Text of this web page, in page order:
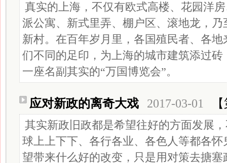
真实的上海，不仅有欧式高楼、花园洋
派公寓、新式里弄、棚户区、滚地龙，
新村。在百年岁月里，各国殖民者、各
们不同的足印，为上海的城市建筑添过
一座名副其实的“万国博览会”。
应对新政的离奇大戏 2017-03-01
其实新政旧政都是希望往好的方面发展
球上上下下、各行各业、各色人等都各
望带来什么好的改变，只是用对策去搪塞